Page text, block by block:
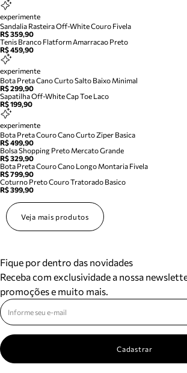
experimente
Sandalia Rasteira Off-White Couro Fivela
R$ 359,90
Tenis Branco Flatform Amarracao Preto
R$ 459,90
experimente
Bota Preta Cano Curto Salto Baixo Minimal
R$ 299,90
Sapatilha Off-White Cap Toe Laco
R$ 199,90
experimente
Bota Preta Couro Cano Curto Ziper Basica
R$ 499,90
Bolsa Shopping Preto Mercato Grande
R$ 329,90
Bota Preta Couro Cano Longo Montaria Fivela
R$ 799,90
Coturno Preto Couro Tratorado Basico
R$ 399,90
Veja mais produtos
Fique por dentro das novidades
Receba com exclusividade a nossa
promoções e muito mais.
Cadastrar